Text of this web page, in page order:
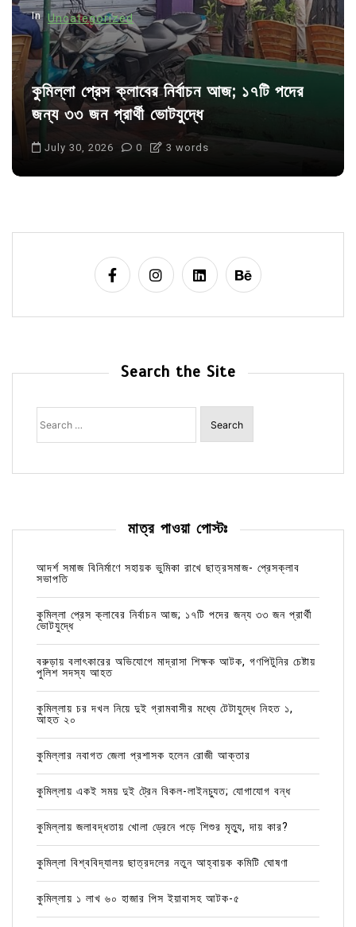
In Uncategorized
কুমিল্লা প্রেস ক্লাবের নির্বাচন আজ; ১৭টি পদের
জন্য ৩৩ জন প্রার্থী ভোটযুদ্ধে
July 30, 2026 0 3 words
Search the Site
Search
for:
মাত্র পাওয়া পোস্টঃ
আদর্শ সমাজ বিনির্মাণে সহায়ক ভুমিকা রাখে ছাত্রসমাজ- প্রেসক্লাব
সভাপতি
কুমিল্লা প্রেস ক্লাবের নির্বাচন আজ; ১৭টি পদের জন্য ৩৩ জন প্রার্থী
ভোটযুদ্ধে
বরুড়ায় বলাৎকারের অভিযোগে মাদ্রাসা শিক্ষক আটক, গণপিটুনির চেষ্টায়
পুলিশ সদস্য আহত
কুমিল্লায় চর দখল নিয়ে দুই গ্রামবাসীর মধ্যে টেটাযুদ্ধে নিহত ১,
আহত ২০
কুমিল্লার নবাগত জেলা প্রশাসক হলেন রোজী আক্তার
কুমিল্লায় একই সময় দুই ট্রেন বিকল-লাইনচ্যুত; যোগাযোগ বন্ধ
কুমিল্লায় জলাবদ্ধতায় খোলা ড্রেনে পড়ে শিশুর মৃত্যু, দায় কার?
কুমিল্লা বিশ্ববিদ্যালয় ছাত্রদলের নতুন আহ্বায়ক কমিটি ঘোষণা
কুমিল্লায় ১ লাখ ৬০ হাজার পিস ইয়াবাসহ আটক-৫